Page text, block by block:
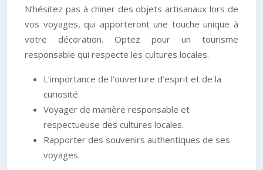
N’hésitez pas à chiner des objets artisanaux lors de
vos voyages, qui apporteront une touche unique à
votre décoration. Optez pour un tourisme
responsable qui respecte les cultures locales.
L’importance de l’ouverture d’esprit et de la
curiosité.
Voyager de manière responsable et
respectueuse des cultures locales.
Rapporter des souvenirs authentiques de ses
voyages.